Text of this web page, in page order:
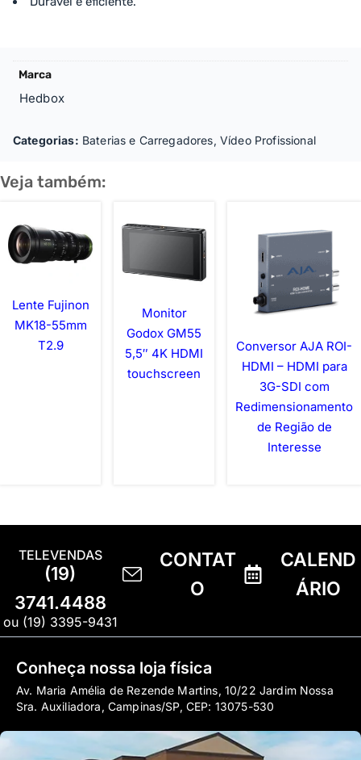
Marca
Hedbox
Categorias: Baterias e Carregadores, Vídeo Profissional
Veja também:
Lente Fujinon
MK18-55mm
T2.9
Monitor
Godox GM55
5,5″ 4K HDMI
touchscreen
Conversor AJA ROI-
HDMI – HDMI para
3G-SDI com
Redimensionamento
de Região de
Interesse
TELEVENDAS
(19)
3741.4488
ou (19) 3395-9431
CONTAT
O
CALEND
ÁRIO
Conheça nossa loja física
Av. Maria Amélia de Rezende Martins, 10/22 Jardim Nossa
Sra. Auxiliadora, Campinas/SP, CEP: 13075-530